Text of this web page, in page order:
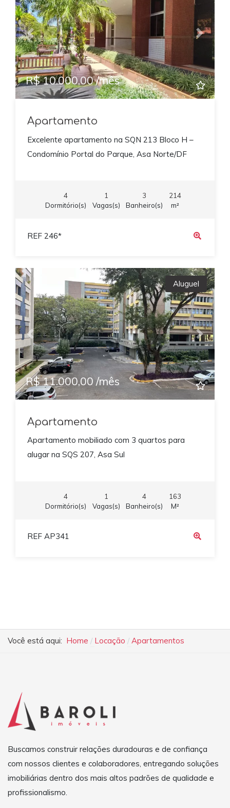
Previous Next
R$ 10.000,00 /mês
Apartamento
Excelente apartamento na SQN 213 Bloco H –
Condomínio Portal do Parque, Asa Norte/DF
4
Dormitório(s)
1
Vagas(s)
3
Banheiro(s)
214
m²
REF 246*
Previous Next
Aluguel
R$ 11.000,00 /mês
Apartamento
Apartamento mobiliado com 3 quartos para
alugar na SQS 207, Asa Sul
4
Dormitório(s)
1
Vagas(s)
4
Banheiro(s)
163
M²
REF AP341
Você está aqui: Home Locação Apartamentos
Buscamos construir relações duradouras e de confiança
com nossos clientes e colaboradores, entregando soluções
imobiliárias dentro dos mais altos padrões de qualidade e
profissionalismo.